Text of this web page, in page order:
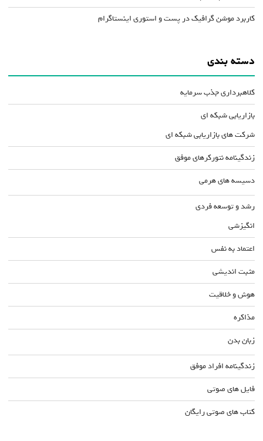
کاربرد موشن گرافیک در پست و استوری اینستاگرام
دسته بندی
کلاهبرداری جذب سرمایه
بازاریابی شبکه ای
شرکت های بازاریابی شبکه ای
زندگینامه نتورکرهای موفق
دسیسه های هرمی
رشد و توسعه فردی
انگیزشی
اعتماد به نفس
مثبت اندیشی
هوش و خلاقیت
مذاکره
زبان بدن
زندگینامه افراد موفق
فایل های صوتی
کتاب های صوتی رایگان